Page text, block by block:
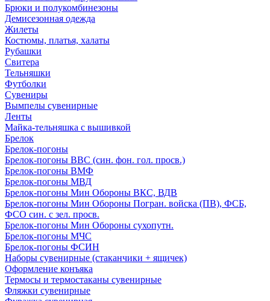
Брюки и полукомбинезоны
Демисезонная одежда
Жилеты
Костюмы, платья, халаты
Рубашки
Свитера
Тельняшки
Футболки
Сувениры
Вымпелы сувенирные
Ленты
Майка-тельняшка с вышивкой
Брелок
Брелок-погоны
Брелок-погоны ВВС (син. фон. гол. просв.)
Брелок-погоны ВМФ
Брелок-погоны МВД
Брелок-погоны Мин Обороны ВКС, ВДВ
Брелок-погоны Мин Обороны Погран. войска (ПВ), ФСБ,
ФСО син. с зел. просв.
Брелок-погоны Мин Обороны сухопутн.
Брелок-погоны МЧС
Брелок-погоны ФСИН
Наборы сувенирные (стаканчики + ящичек)
Оформление конъяка
Термосы и термостаканы сувенирные
Фляжки сувенирные